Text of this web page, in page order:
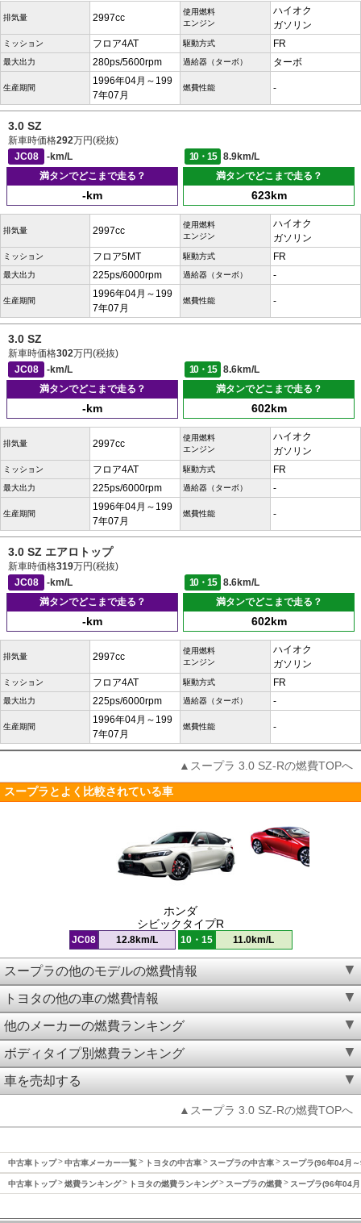
排気量 2997cc
使用燃料
エンジン
ハイオク
ガソリン
ミッション フロア4AT 駆動方式 FR
最大出力 280ps/5600rpm 過給器（ターボ） ターボ
生産期間
1996年04月～199
7年07月
燃費性能 -
3.0 SZ
新車時価格292万円(税抜)
JC08
-km/L 10・15
8.9km/L
満タンでどこまで走る？
-km
満タンでどこまで走る？
623km
排気量 2997cc
使用燃料
エンジン
ハイオク
ガソリン
ミッション フロア5MT 駆動方式 FR
最大出力 225ps/6000rpm 過給器（ターボ） -
生産期間
1996年04月～199
7年07月
燃費性能 -
3.0 SZ
新車時価格302万円(税抜)
JC08
-km/L 10・15
8.6km/L
満タンでどこまで走る？
-km
満タンでどこまで走る？
602km
排気量 2997cc
使用燃料
エンジン
ハイオク
ガソリン
ミッション フロア4AT 駆動方式 FR
最大出力 225ps/6000rpm 過給器（ターボ） -
生産期間
1996年04月～199
7年07月
燃費性能 -
3.0 SZ エアロトップ
新車時価格319万円(税抜)
JC08
-km/L 10・15
8.6km/L
満タンでどこまで走る？
-km
満タンでどこまで走る？
602km
排気量 2997cc
使用燃料
エンジン
ハイオク
ガソリン
ミッション フロア4AT 駆動方式 FR
最大出力 225ps/6000rpm 過給器（ターボ） -
生産期間
1996年04月～199
7年07月
燃費性能 -
▲スープラ 3.0 SZ-Rの燃費TOPへ
スープラとよく比較されている車
ホンダ
シビックタイプR
JC08 12.8km/L 10・15 11.0km/L
スープラの他のモデルの燃費情報
トヨタの他の車の燃費情報
他のメーカーの燃費ランキング
ボディタイプ別燃費ランキング
車を売却する
▲スープラ 3.0 SZ-Rの燃費TOPへ
中古車トップ 中古車メーカー一覧 トヨタの中古車 スープラの中古車 スープラ(96年04月
中古車トップ 燃費ランキング トヨタの燃費ランキング スープラの燃費 スープラ(96年04